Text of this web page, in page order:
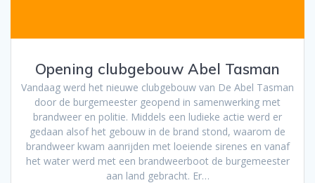
Opening clubgebouw Abel Tasman
Vandaag werd het nieuwe clubgebouw van De Abel Tasman
door de burgemeester geopend in samenwerking met
brandweer en politie. Middels een ludieke actie werd er
gedaan alsof het gebouw in de brand stond, waarom de
brandweer kwam aanrijden met loeiende sirenes en vanaf
het water werd met een brandweerboot de burgemeester
aan land gebracht. Er…